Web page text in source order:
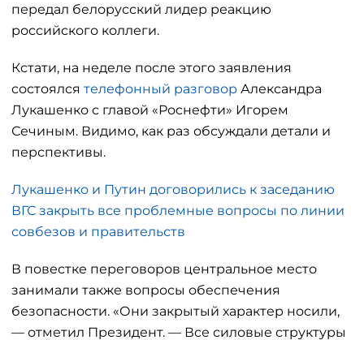
передал белорусский лидер реакцию
российского коллеги.
Кстати, на неделе после этого заявления
состоялся телефонный разговор Александра
Лукашенко с главой «Роснефти» Игорем
Сечиным. Видимо, как раз обсуждали детали и
перспективы.
Лукашенко и Путин договорились к заседанию
ВГС закрыть все проблемные вопросы по линии
совбезов и правительств
В повестке переговоров центральное место
занимали также вопросы обеспечения
безопасности. «Они закрытый характер носили,
— отметил Президент. — Все силовые структуры